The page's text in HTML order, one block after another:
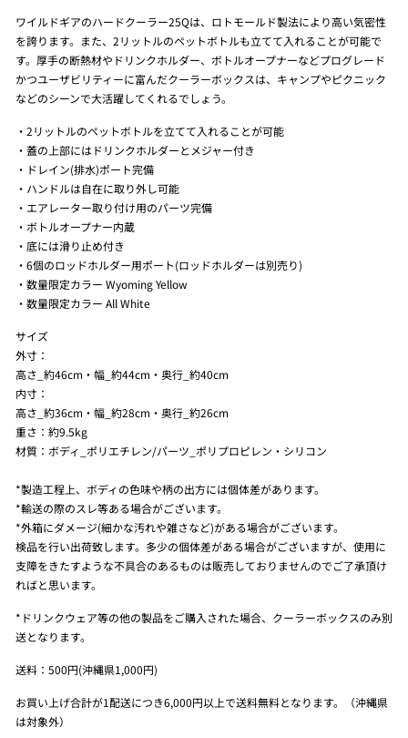
ワイルドギアのハードクーラー25Qは、ロトモールド製法により高い気密性
を誇ります。また、2リットルのペットボトルも立てて入れることが可能で
す。厚手の断熱材やドリンクホルダー、ボトルオープナーなどプログレード
かつユーザビリティーに富んだクーラーボックスは、キャンプやピクニック
などのシーンで大活躍してくれるでしょう。
・2リットルのペットボトルを立てて入れることが可能
・蓋の上部にはドリンクホルダーとメジャー付き
・ドレイン(排水)ポート完備
・ハンドルは自在に取り外し可能
・エアレーター取り付け用のパーツ完備
・ボトルオープナー内蔵
・底には滑り止め付き
・6個のロッドホルダー用ポート(ロッドホルダーは別売り)
・数量限定カラー Wyoming Yellow
・数量限定カラー All White
サイズ
外寸：
高さ_約46cm・幅_約44cm・奥行_約40cm
内寸：
高さ_約36cm・幅_約28cm・奥行_約26cm
重さ：約9.5kg
材質：ボディ_ポリエチレン/パーツ_ポリプロピレン・シリコン
*製造工程上、ボディの色味や柄の出方には個体差があります。
*輸送の際のスレ等ある場合がございます。
*外箱にダメージ(細かな汚れや雑さなど)がある場合がございます。
検品を行い出荷致します。多少の個体差がある場合がございますが、使用に
支障をきたすような不具合のあるものは販売しておりませんのでご了承頂け
ればと思います。
*ドリンクウェア等の他の製品をご購入された場合、クーラーボックスのみ別
送となります。
送料：500円(沖縄県1,000円)
お買い上げ合計が1配送につき6,000円以上で送料無料となります。（沖縄県
は対象外）